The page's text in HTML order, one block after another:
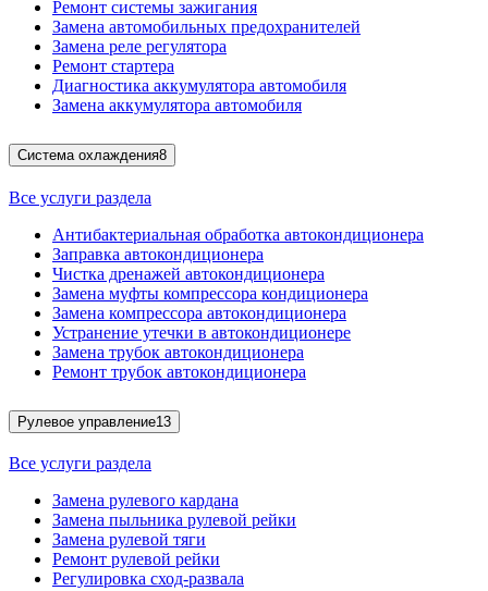
Ремонт системы зажигания
Замена автомобильных предохранителей
Замена реле регулятора
Ремонт стартера
Диагностика аккумулятора автомобиля
Замена аккумулятора автомобиля
Система охлаждения8
Все услуги раздела
Антибактериальная обработка автокондиционера
Заправка автокондиционера
Чистка дренажей автокондиционера
Замена муфты компрессора кондиционера
Замена компрессора автокондиционера
Устранение утечки в автокондиционере
Замена трубок автокондиционера
Ремонт трубок автокондиционера
Рулевое управление13
Все услуги раздела
Замена рулевого кардана
Замена пыльника рулевой рейки
Замена рулевой тяги
Ремонт рулевой рейки
Регулировка сход-развала